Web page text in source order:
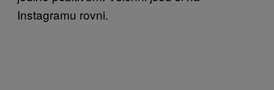
Instagramu rovni.